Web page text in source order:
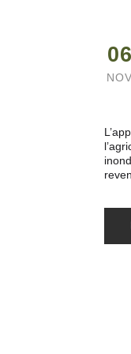
06
NOV